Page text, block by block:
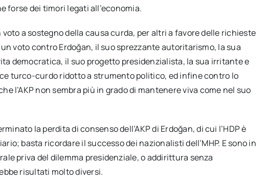
forse dei timori legati all’economia.
voto a sostegno della causa curda, per altri a favore delle richieste
voto contro Erdoğan, il suo sprezzante autoritarismo, la sua
democratica, il suo progetto presidenzialista, la sua irritante e
turco-curdo ridotto a strumento politico, ed infine contro lo
l’AKP non sembra più in grado di mantenere viva come nel suo
la perdita di consenso dell’AKP di Erdoğan, di cui l’HDP è
basta ricordare il successo dei nazionalisti dell’MHP. E sono in
priva del dilemma presidenziale, o addirittura senza
risultati molto diversi.